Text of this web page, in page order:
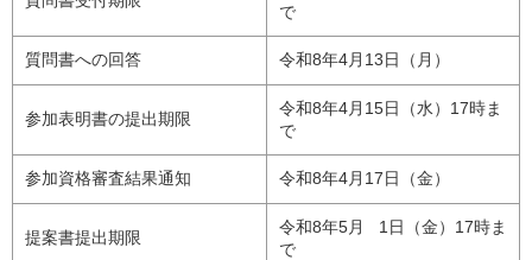
で
質問書への回答 令和8年4月13日（月）
参加表明書の提出期限
令和8年4月15日（水）17時ま
で
参加資格審査結果通知 令和8年4月17日（金）
提案書提出期限
令和8年5月 1日（金）17時ま
で